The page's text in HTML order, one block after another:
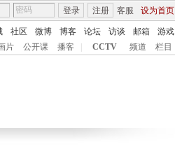
客服 设为首页
登录 注册
社区 微博 博客 论坛 访谈 邮箱
游戏
片
公开课 播客 CCTV 频道 栏目